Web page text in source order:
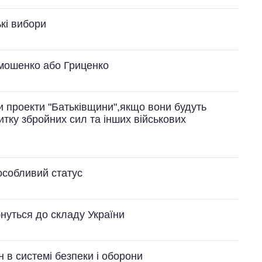
вибори
або Гриценко
"Батьківщини",якщо вони будуть
збройних сил та інших військових
статус
до складу України
системі безпеки і оборони